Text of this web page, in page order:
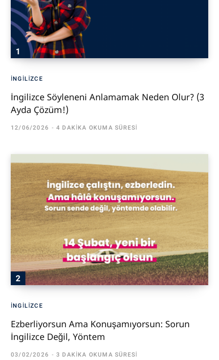
İNGILIZCE
İngilizce Söyleneni Anlamamak Neden Olur? (3
Ayda Çözüm!)
12/06/2026 4 DAKIKA OKUMA SÜRESI
İNGILIZCE
Ezberliyorsun Ama Konuşamıyorsun: Sorun
İngilizce Değil, Yöntem
03/02/2026 3 DAKIKA OKUMA SÜRESI